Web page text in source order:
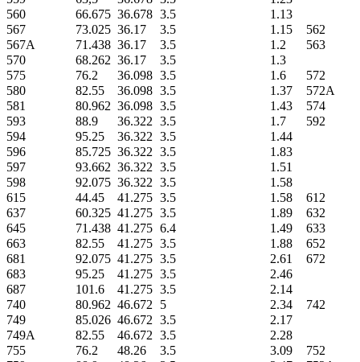
560
66.675 36.678 3.5
1.13
567
73.025 36.17 3.5 1.15
562
567A
71.438 36.17 3.5 1.2
563
570
68.262 36.17 3.5
1.3
575
76.2 36.098 3.5 1.6
572
580
82.55 36.098 3.5 1.37
572A
581
80.962 36.098 3.5 1.43
574
593
88.9 36.322 3.5 1.7
592
594
95.25 36.322 3.5
1.44
596
85.725 36.322 3.5
1.83
597
93.662 36.322 3.5
1.51
598
92.075 36.322 3.5
1.58
615
44.45 41.275 3.5 1.58
612
637
60.325 41.275 3.5 1.89
632
645
71.438 41.275 6.4 1.49
633
663
82.55 41.275 3.5 1.88
652
681
92.075 41.275 3.5 2.61
672
683
95.25 41.275 3.5
2.46
687
101.6 41.275 3.5
2.14
740
80.962 46.672 5 2.34
742
749
85.026 46.672 3.5
2.17
749A
82.55 46.672 3.5
2.28
755
76.2 48.26 3.5 3.09
752